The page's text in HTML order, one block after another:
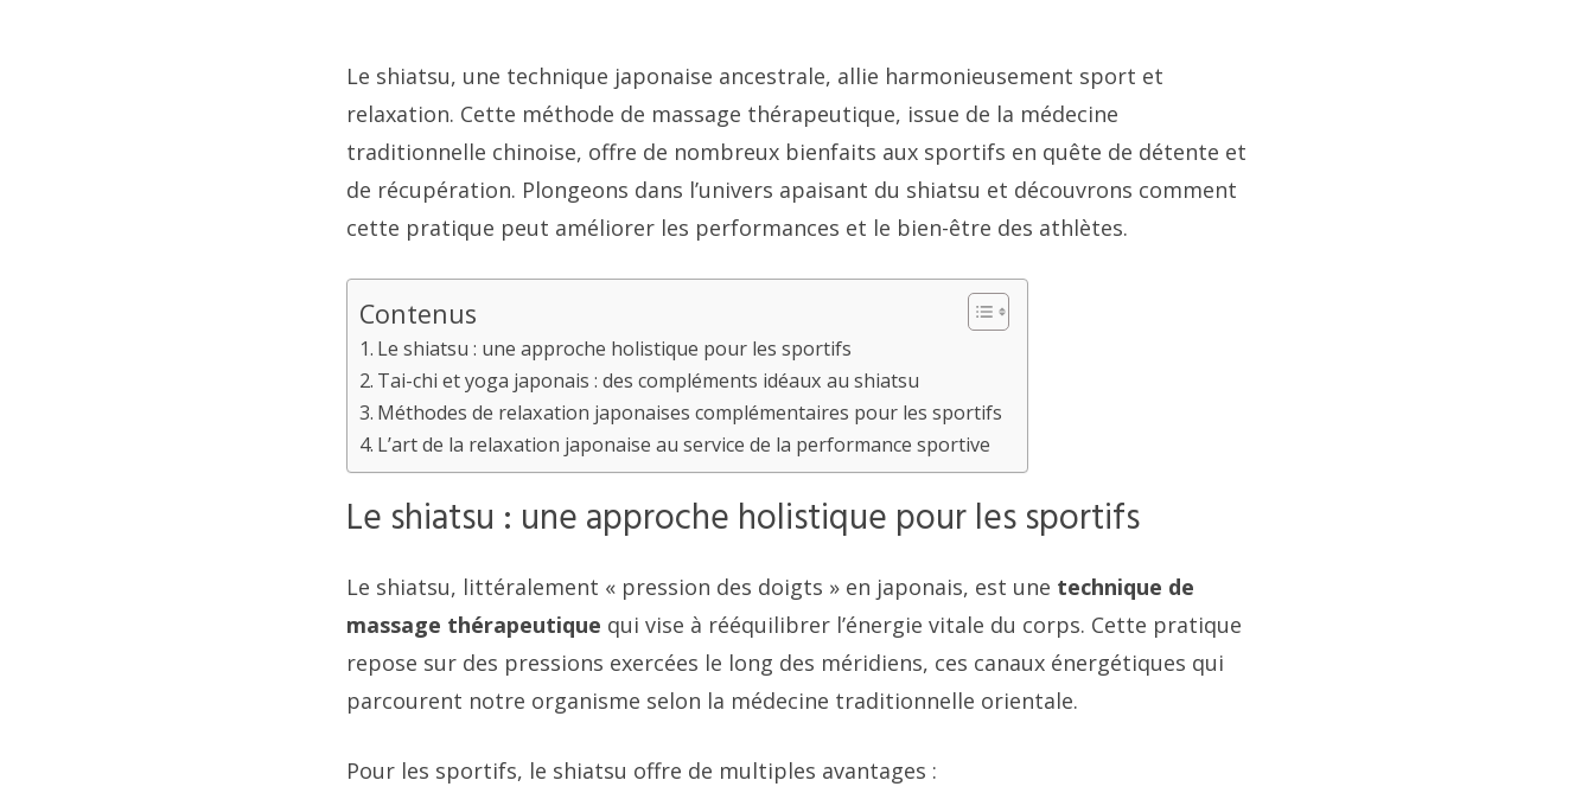
Le shiatsu, une technique japonaise ancestrale, allie harmonieusement sport et
relaxation. Cette méthode de massage thérapeutique, issue de la médecine
traditionnelle chinoise, offre de nombreux bienfaits aux sportifs en quête de détente et
de récupération. Plongeons dans l’univers apaisant du shiatsu et découvrons comment
cette pratique peut améliorer les performances et le bien-être des athlètes.
Contenus
Le shiatsu : une approche holistique pour les sportifs
Tai-chi et yoga japonais : des compléments idéaux au shiatsu
Méthodes de relaxation japonaises complémentaires pour les sportifs
L’art de la relaxation japonaise au service de la performance sportive
Le shiatsu : une approche holistique pour les sportifs
Le shiatsu, littéralement « pression des doigts » en japonais, est une technique de
massage thérapeutique qui vise à rééquilibrer l’énergie vitale du corps. Cette pratique
repose sur des pressions exercées le long des méridiens, ces canaux énergétiques qui
parcourent notre organisme selon la médecine traditionnelle orientale.
Pour les sportifs, le shiatsu offre de multiples avantages :